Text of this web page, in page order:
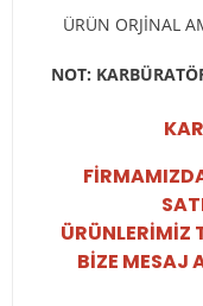
ÜRÜN ORJİNAL
NOT:
ÜRÜNLERİMİZ
BİZE MESAJ